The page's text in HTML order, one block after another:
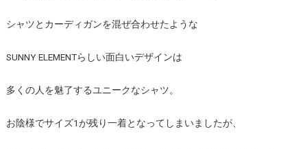
シャツとカーディガンを混ぜ合わせたような
SUNNY ELEMENTらしい面白いデザインは
多くの人を魅了するユニークなシャツ。
お陰様でサイズ1が残り一着となってしまいましたが、